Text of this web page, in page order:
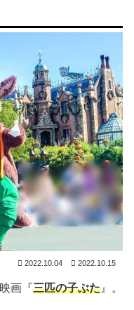
2022.10.04 2022.10.15
画『三匹の子ぶた 』。